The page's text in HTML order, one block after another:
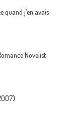
quand j’en avais
Novelist